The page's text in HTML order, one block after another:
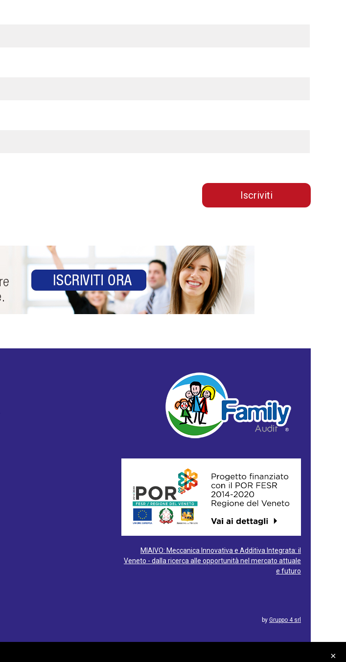
Iscriviti
MIAIVO: Meccanica Innovativa e Additiva Integrata: il
Veneto - dalla ricerca alle opportunità nel mercato attuale
e futuro
by Gruppo 4 srl
×